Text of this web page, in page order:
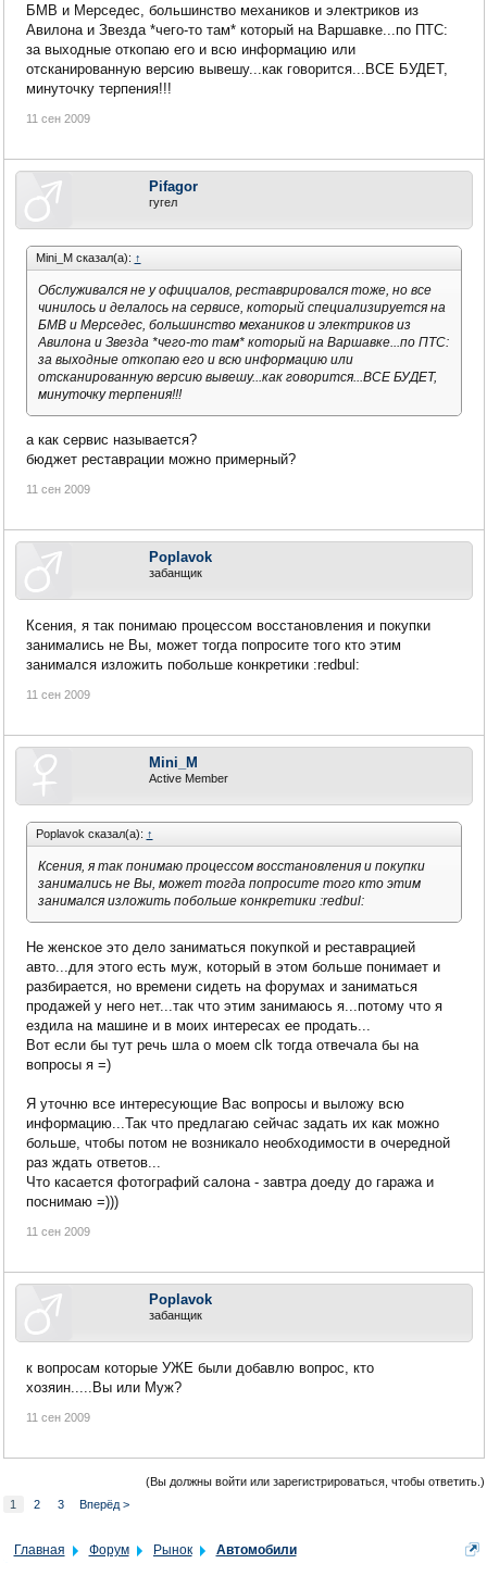
БМВ и Мерседес, большинство механиков и электриков из
Авилона и Звезда *чего-то там* который на Варшавке...по ПТС:
за выходные откопаю его и всю информацию или
отсканированную версию вывешу...как говорится...ВСЕ БУДЕТ,
минуточку терпения!!!
11 сен 2009
Pifagor
гугел
Mini_M сказал(а): ↑
Обслуживался не у официалов, реставрировался тоже, но все
чинилось и делалось на сервисе, который специализируется на
БМВ и Мерседес, большинство механиков и электриков из
Авилона и Звезда *чего-то там* который на Варшавке...по ПТС:
за выходные откопаю его и всю информацию или
отсканированную версию вывешу...как говорится...ВСЕ БУДЕТ,
минуточку терпения!!!
а как сервис называется?
бюджет реставрации можно примерный?
11 сен 2009
Poplavok
забанщик
Ксения, я так понимаю процессом восстановления и покупки
занимались не Вы, может тогда попросите того кто этим
занимался изложить побольше конкретики :redbul:
11 сен 2009
Mini_M
Active Member
Poplavok сказал(а): ↑
Ксения, я так понимаю процессом восстановления и покупки
занимались не Вы, может тогда попросите того кто этим
занимался изложить побольше конкретики :redbul:
Не женское это дело заниматься покупкой и реставрацией
авто...для этого есть муж, который в этом больше понимает и
разбирается, но времени сидеть на форумах и заниматься
продажей у него нет...так что этим занимаюсь я...потому что я
ездила на машине и в моих интересах ее продать...
Вот если бы тут речь шла о моем clk тогда отвечала бы на
вопросы я =)
Я уточню все интересующие Вас вопросы и выложу всю
информацию...Так что предлагаю сейчас задать их как можно
больше, чтобы потом не возникало необходимости в очередной
раз ждать ответов...
Что касается фотографий салона - завтра доеду до гаража и
поснимаю =)))
11 сен 2009
Poplavok
забанщик
к вопросам которые УЖЕ были добавлю вопрос, кто
хозяин.....Вы или Муж?
11 сен 2009
(Вы должны войти или зарегистрироваться, чтобы ответить.)
1
2 3 Вперёд >
Главная Форум Рынок Автомобили